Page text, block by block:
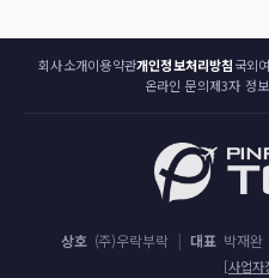
회사소개이용약관개인정보처리방침국외
온라인 문의제3자 정
상호 (주)우락부락 | 대표 박재완
[사업자